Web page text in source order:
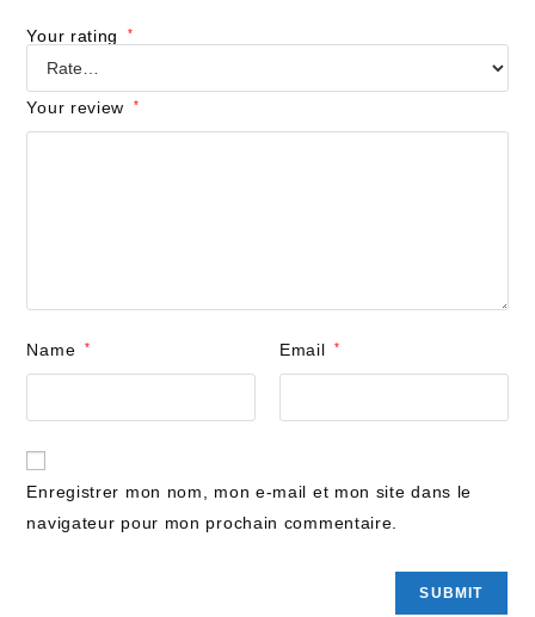
Your rating *
Your review *
Name * Email *
Enregistrer mon nom, mon e-mail et mon site dans le
navigateur pour mon prochain commentaire.